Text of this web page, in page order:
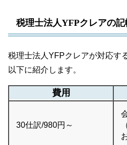
税理士法人YFPクレアの
税理士法人YFPクレアが対応す
以下に紹介します。
費用
30仕訳/980円～